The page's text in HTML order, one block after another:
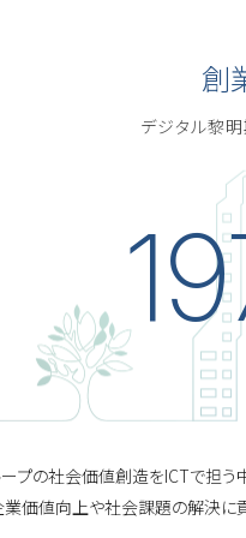
創
デジタル黎
プの社会価値創造をICTで担う
価値向上や社会課題の解決に